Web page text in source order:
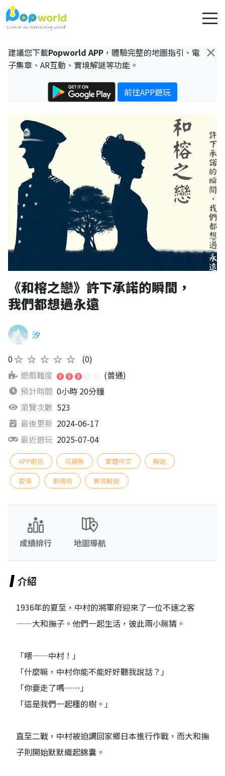
×
建議您下載Popworld APP ，體驗完整的地圖指引、電
子集章、AR互動、實境解謎等功能。
前往APP遊玩
《和榕之戀》許下承諾的瞬間，
我們都想過永遠
汐
0★★★★★
(0)
遊戲難度
(普通)
預計時間 0小時 20分鐘
瀏覽次數 523
最後更新 2024-06-17
最近遊玩 2025-07-04
APP遊玩 花蓮縣 繁體中文 解謎
愛情 劇情向 實境解謎
成績排行 地圖導航
介紹
1936年的夏至，中村的將軍府迎來了一位不速之客
——大和撫子。他們一起生活，彼此兩小無猜。
「喂——中村！」
「什麼嘛，中村你能不能好好聽我說話？」
「你要走了嗎……」
「這是我們一起種的樹。」
直至二戰，中村被迫調回家鄉日本進行作戰，而大和撫
子則開始默默織起錦囊。